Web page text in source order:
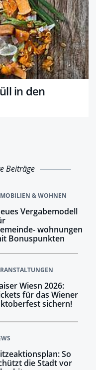
in den
Beiträge
& WOHNEN
Vergabemodell
wohnungen
Bonuspunkten
Wiesn 2026:
für das Wiener
sichern!
So
die Stadt vor